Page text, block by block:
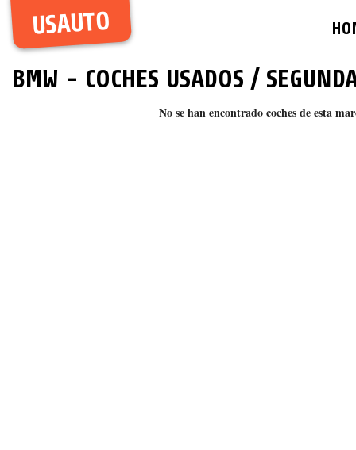
USAUTO
BMW - COCHES USADOS /
No se han encontrado coches de esta